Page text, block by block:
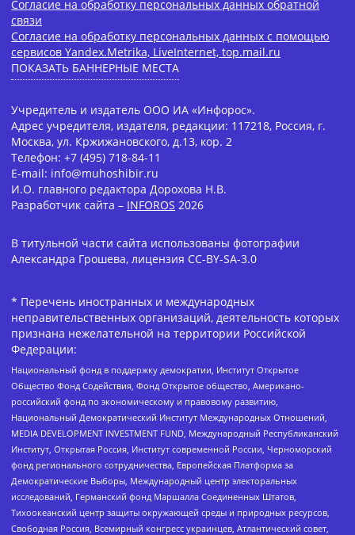
Согласие на обработку персональных данных обратной
связи
Согласие на обработку персональных данных с помощью
сервисов Yandex.Metrika, LiveInternet, top.mail.ru
ПОКАЗАТЬ БАННЕРНЫЕ МЕСТА
Учредитель и издатель ООО ИА «Инфорос».
Адрес учредителя, издателя, редакции: 117218, Россия, г.
Москва, ул. Кржижановского, д.13, кор. 2
Телефон: +7 (495) 718-84-11
E-mail: info@muhoshibir.ru
И.О. главного редактора Дорохова Н.В.
Разработчик сайта – INFOROS 2026
В титульной части сайта использованы фотографии
Александра Грошева, лицензия CC-BY-SA-3.0
* Перечень иностранных и международных
неправительственных организаций, деятельность которых
признана нежелательной на территории Российской
Федерации:
Национальный фонд в поддержку демократии, Институт Открытое
Общество Фонд Содействия, Фонд Открытое общество, Американо-
российский фонд по экономическому и правовому развитию,
Национальный Демократический Институт Международных Отношений,
MEDIA DEVELOPMENT INVESTMENT FUND, Международный Республиканский
Институт, Открытая Россия, Институт современной России, Черноморский
фонд регионального сотрудничества, Европейская Платформа за
Демократические Выборы, Международный центр электоральных
исследований, Германский фонд Маршалла Соединенных Штатов,
Тихоокеанский центр защиты окружающей среды и природных ресурсов,
Свободная Россия, Всемирный конгресс украинцев, Атлантический совет,